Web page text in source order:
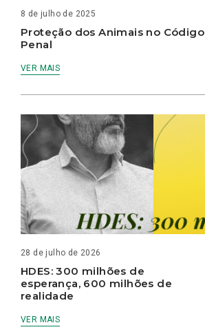
8 de julho de 2025
Proteção dos Animais no Código
Penal
VER MAIS
28 de julho de 2026
HDES: 300 milhões de
esperança, 600 milhões de
realidade
VER MAIS